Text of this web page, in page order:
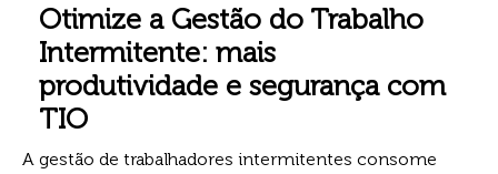
Otimize a Gestão do Trabalho
Intermitente: mais
produtividade e segurança com
TIO
A gestão de trabalhadores intermitentes consome